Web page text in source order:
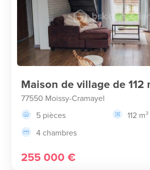
Maison de village de 112
77550 Moissy-Cramayel
5 pièces
112 m²
4 chambres
255 000 €